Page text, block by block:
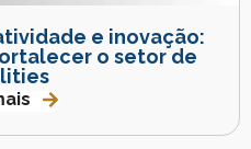
e inovação:
o setor de